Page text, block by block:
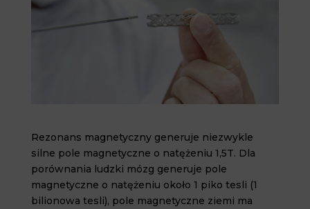
Rezonans magnetyczny generuje niezwykle
silne pole magnetyczne o natężeniu 1,5T. Dla
porównania ludzki mózg generuje pole
magnetyczne o natężeniu około 1 piko tesli (1
bilionowa tesli), pole magnetyczne ziemi ma